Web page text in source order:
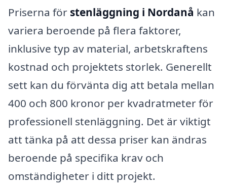
Priserna för stenläggning i Nordanå kan
variera beroende på flera faktorer,
inklusive typ av material, arbetskraftens
kostnad och projektets storlek. Generellt
sett kan du förvänta dig att betala mellan
400 och 800 kronor per kvadratmeter för
professionell stenläggning. Det är viktigt
att tänka på att dessa priser kan ändras
beroende på specifika krav och
omständigheter i ditt projekt.